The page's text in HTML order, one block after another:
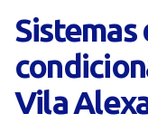
Sistemas
Vila